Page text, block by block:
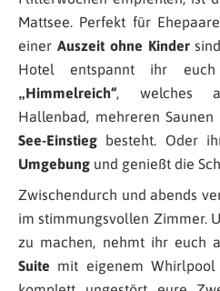
Mattsee. Perfekt für
einer Auszeit ohne Kinder
Hotel entspannt ihr
„Himmelreich“, welches
Hallenbad, mehreren
See-Einstieg besteht. Oder
Umgebung und genießt die
Zwischendurch und abends
im stimmungsvollen Zimmer.
zu machen, nehmt ihr euch
Suite mit eigenem